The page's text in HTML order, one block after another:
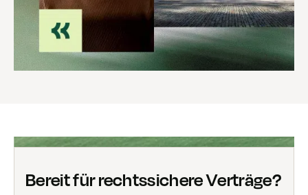
Bereit für rechtssichere Verträge?